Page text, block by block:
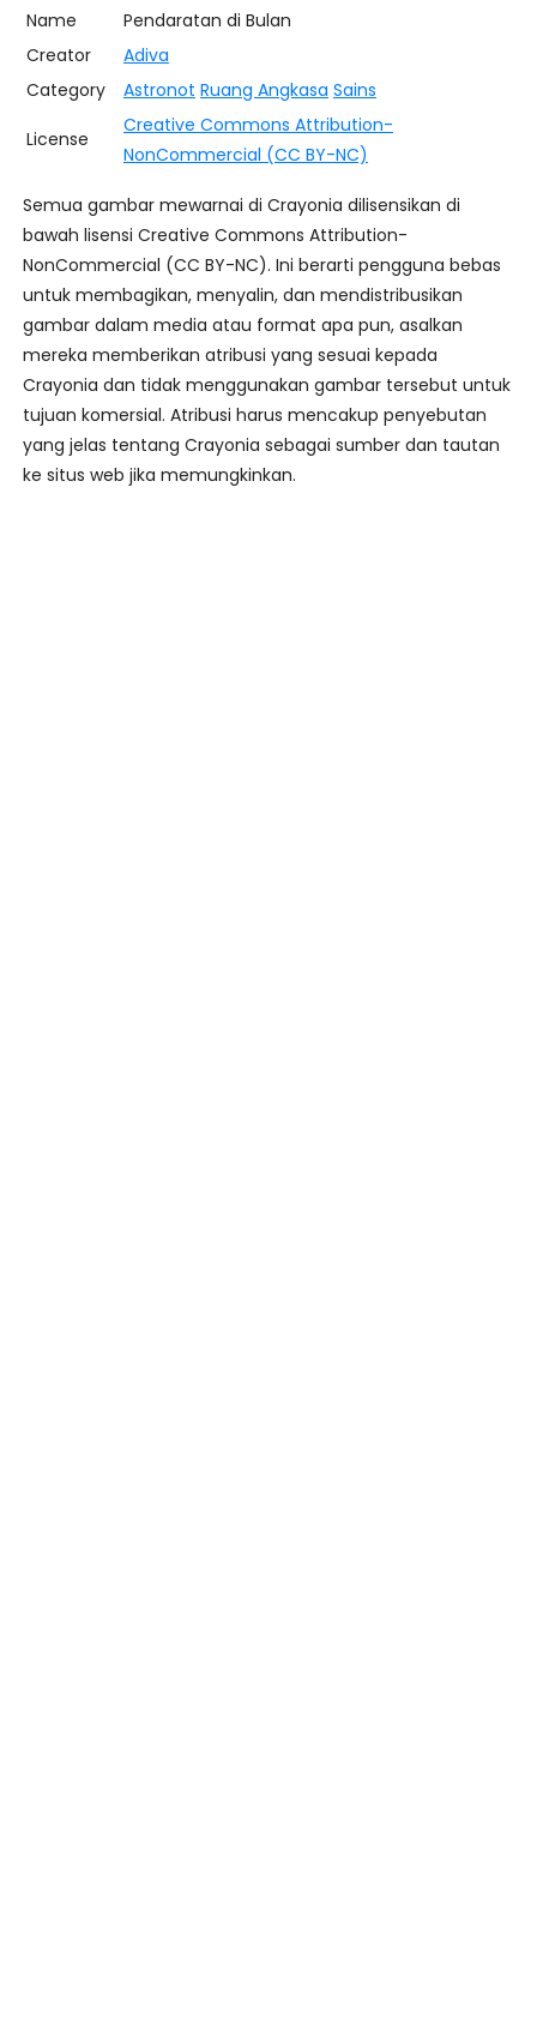
Name
Pendaratan di Bulan
Creator
Adiva
Category
Astronot Ruang Angkasa Sains
License
Creative Commons Attribution-
NonCommercial (CC BY-NC)
Semua gambar mewarnai di Crayonia dilisensikan di
bawah lisensi Creative Commons Attribution-
NonCommercial (CC BY-NC). Ini berarti pengguna bebas
untuk membagikan, menyalin, dan mendistribusikan
gambar dalam media atau format apa pun, asalkan
mereka memberikan atribusi yang sesuai kepada
Crayonia dan tidak menggunakan gambar tersebut untuk
tujuan komersial. Atribusi harus mencakup penyebutan
yang jelas tentang Crayonia sebagai sumber dan tautan
ke situs web jika memungkinkan.